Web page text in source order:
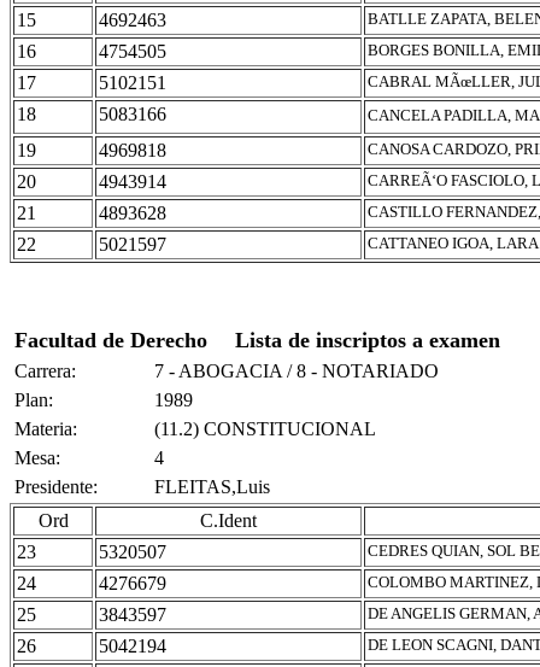
15 4692463 BATLLE ZAPATA,
16 4754505 BORGES BONILLA,
17 5102151 CABRAL MÃœLLER,
18 5083166 CANCELA PADILLA,
19 4969818 CANOSA CARDOZO,
20 4943914 CARREÃ‘O FASCIOLO,
21 4893628 CASTILLO
22 5021597 CATTANEO IGOA, LARA
Facultad de Derecho Lista de inscriptos a examen
Carrera:
7 - ABOGACIA / 8 - NOTARIADO
Plan:
1989
Materia:
(11.2) CONSTITUCIONAL
Mesa:
4
Presidente:
FLEITAS,Luis
Ord
C.Ident
23
5320507 CEDRES QUIAN, SOL
24 4276679 COLOMBO MARTINEZ,
25 3843597 DE ANGELIS GERMAN,
26 5042194 DE LEON SCAGNI,